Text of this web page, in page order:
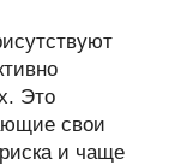
Это
свои
и чаще